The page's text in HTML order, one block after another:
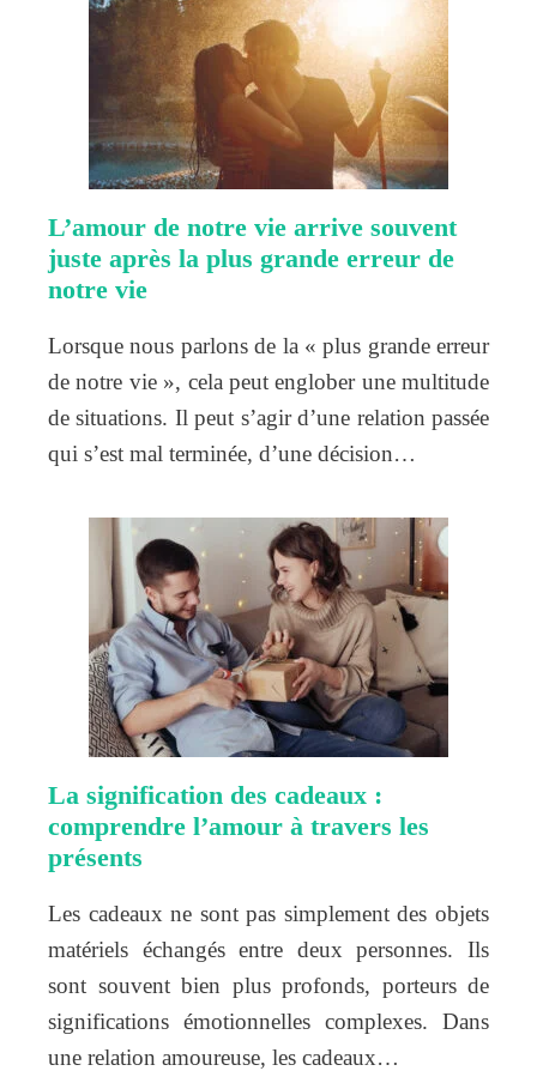
L’amour de notre vie arrive souvent
juste après la plus grande erreur de
notre vie
Lorsque nous parlons de la « plus grande erreur
de notre vie », cela peut englober une multitude
de situations. Il peut s’agir d’une relation passée
qui s’est mal terminée, d’une décision…
La signification des cadeaux :
comprendre l’amour à travers les
présents
Les cadeaux ne sont pas simplement des objets
matériels échangés entre deux personnes. Ils
sont souvent bien plus profonds, porteurs de
significations émotionnelles complexes. Dans
une relation amoureuse, les cadeaux…